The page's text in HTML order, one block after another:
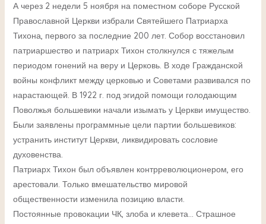
А через 2 недели 5 ноября на поместном соборе Русской
Православной Церкви избрали Святейшего Патриарха
Тихона, первого за последние 200 лет. Собор восстановил
патриаршество и патриарх Тихон столкнулся с тяжелым
периодом гонений на веру и Церковь. В ходе Гражданской
войны конфликт между церковью и Советами развивался по
нарастающей. В 1922 г. под эгидой помощи голодающим
Поволжья большевики начали изымать у Церкви имущество.
Были заявлены программные цели партии большевиков:
устранить институт Церкви, ликвидировать сословие
духовенства.
Патриарх Тихон был объявлен контрреволюционером, его
арестовали. Только вмешательство мировой
общественности изменила позицию власти.
Постоянные провокации ЧК, злоба и клевета… Страшное